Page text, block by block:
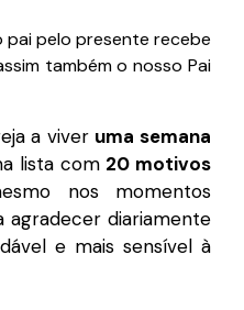
pelo presente recebe
também o nosso Pai
a viver uma semana
lista com 20 motivos
nos momentos
agradecer diariamente
e mais sensível à